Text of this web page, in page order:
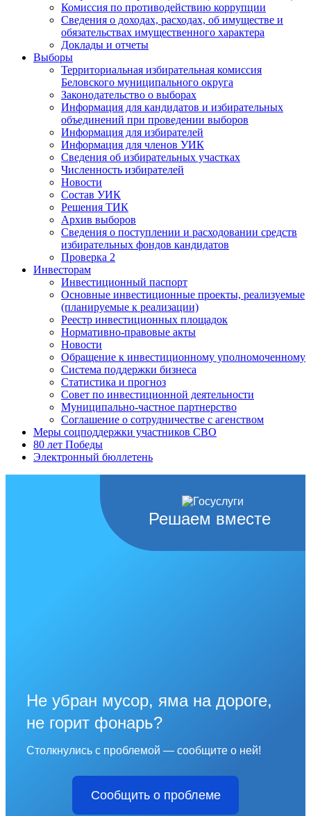
Комиссия по противодействию коррупции
Сведения о доходах, расходах, об имуществе и
обязательствах имущественного характера
Доклады и отчеты
Выборы
Территориальная избирательная комиссия
Беловского муниципального округа
Законодательство о выборах
Информация для кандидатов и избирательных
объединений при проведении выборов
Информация для избирателей
Информация для членов УИК
Сведения об избирательных участках
Численность избирателей
Новости
Состав УИК
Решения ТИК
Архив выборов
Сведения о поступлении и расходовании средств
избирательных фондов кандидатов
Проверка 2
Инвесторам
Инвестиционный паспорт
Основные инвестиционные проекты, реализуемые
(планируемые к реализации)
Реестр инвестиционных площадок
Нормативно-правовые акты
Новости
Обращение к инвестиционному уполномоченному
Система поддержки бизнеса
Статистика и прогноз
Совет по инвестиционной деятельности
Муниципально-частное партнерство
Соглашение о сотрудничестве с агенством
Меры соцподдержки участников СВО
80 лет Победы
Электронный бюллетень
Решаем вместе
Не убран мусор, яма на дороге,
не горит фонарь?
Столкнулись с проблемой — сообщите о ней!
Сообщить о проблеме